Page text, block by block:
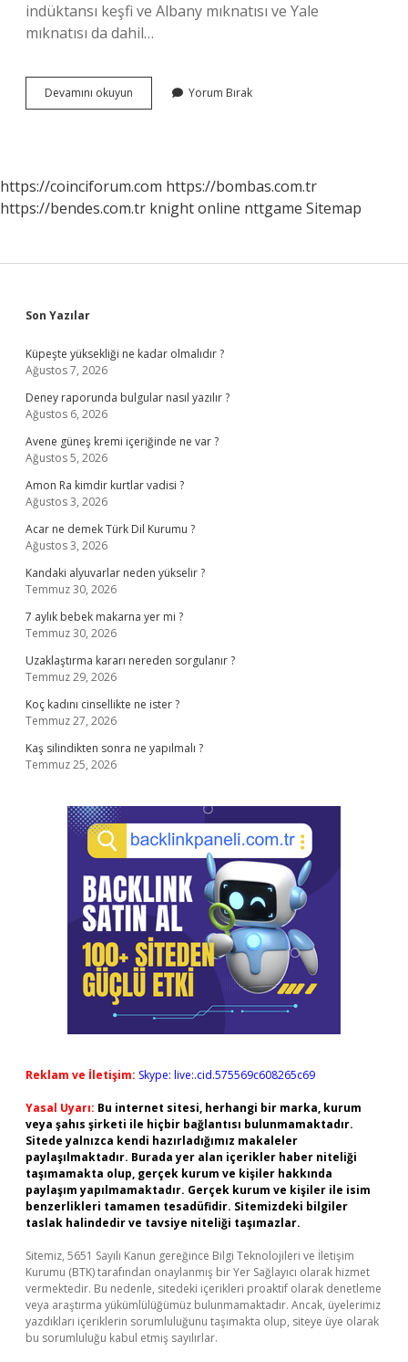
indüktansı keşfi ve Albany mıknatısı ve Yale
mıknatısı da dahil…
Devamını okuyun
Neyi
Yorum Bırak
https://coinciforum.com https://bombas.com.tr
https://bendes.com.tr knight online nttgame Sitemap
Sidebar
Son Yazılar
Küpeşte yüksekliği ne kadar olmalıdır ?
Ağustos 7, 2026
Deney raporunda bulgular nasıl yazılır ?
Ağustos 6, 2026
Avene güneş kremi içeriğinde ne var ?
Ağustos 5, 2026
Amon Ra kimdir kurtlar vadisi ?
Ağustos 3, 2026
Acar ne demek Türk Dil Kurumu ?
Ağustos 3, 2026
Kandaki alyuvarlar neden yükselir ?
Temmuz 30, 2026
7 aylık bebek makarna yer mi ?
Temmuz 30, 2026
Uzaklaştırma kararı nereden sorgulanır ?
Temmuz 29, 2026
Koç kadını cinsellikte ne ister ?
Temmuz 27, 2026
Kaş silindikten sonra ne yapılmalı ?
Temmuz 25, 2026
Reklam ve İletişim: Skype: live:.cid.575569c608265c69
Yasal Uyarı: Bu internet sitesi, herhangi bir marka, kurum
veya şahıs şirketi ile hiçbir bağlantısı bulunmamaktadır.
Sitede yalnızca kendi hazırladığımız makaleler
paylaşılmaktadır. Burada yer alan içerikler haber niteliği
taşımamakta olup, gerçek kurum ve kişiler hakkında
paylaşım yapılmamaktadır. Gerçek kurum ve kişiler ile isim
benzerlikleri tamamen tesadüfidir. Sitemizdeki bilgiler
taslak halindedir ve tavsiye niteliği taşımazlar.
Sitemiz, 5651 Sayılı Kanun gereğince Bilgi Teknolojileri ve İletişim
Kurumu (BTK) tarafından onaylanmış bir Yer Sağlayıcı olarak hizmet
vermektedir. Bu nedenle, sitedeki içerikleri proaktif olarak denetleme
veya araştırma yükümlülüğümüz bulunmamaktadır. Ancak, üyelerimiz
yazdıkları içeriklerin sorumluluğunu taşımakta olup, siteye üye olarak
bu sorumluluğu kabul etmiş sayılırlar.